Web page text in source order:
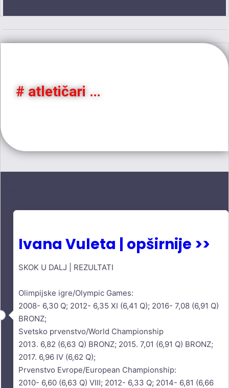
# atletičari …
Ivana Vuleta | opširnije >>
SKOK U DALJ | REZULTATI
Olimpijske igre/Olympic Games:
2008- 6,30 Q; 2012- 6,35 XI (6,41 Q); 2016- 7,08 (6,91 Q)
BRONZ;
Svetsko prvenstvo/World Championship
2013. 6,82 (6,63 Q) BRONZ; 2015. 7,01 (6,91 Q) BRONZ;
2017. 6,96 IV (6,62 Q);
Prvenstvo Evrope/European Championship:
2010- 6,60 (6,63 Q) VIII; 2012- 6,33 Q; 2014- 6,81 (6,66